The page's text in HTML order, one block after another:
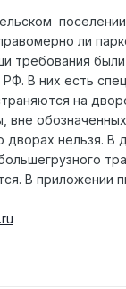
ли
требования
В них есть
на
дворах нельзя.
В приложении